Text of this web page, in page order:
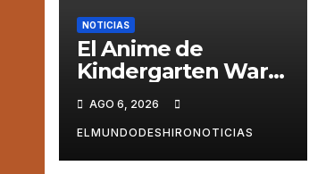
NOTICIAS
El Anime de
Kindergarten Wars
voz para su elenco
se estrena en el
2027
AGO 6, 2026
ELMUNDODESHIRONOTICIAS